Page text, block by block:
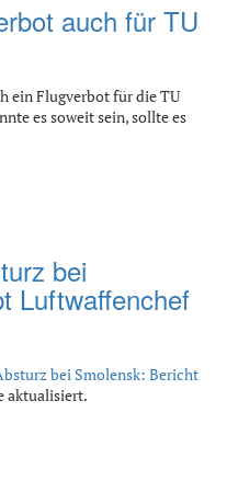
auch für TU
ein Flugverbot für die TU
es soweit sein, sollte es
bei
Luftwaffenchef
bei Smolensk: Bericht
aktualisiert.